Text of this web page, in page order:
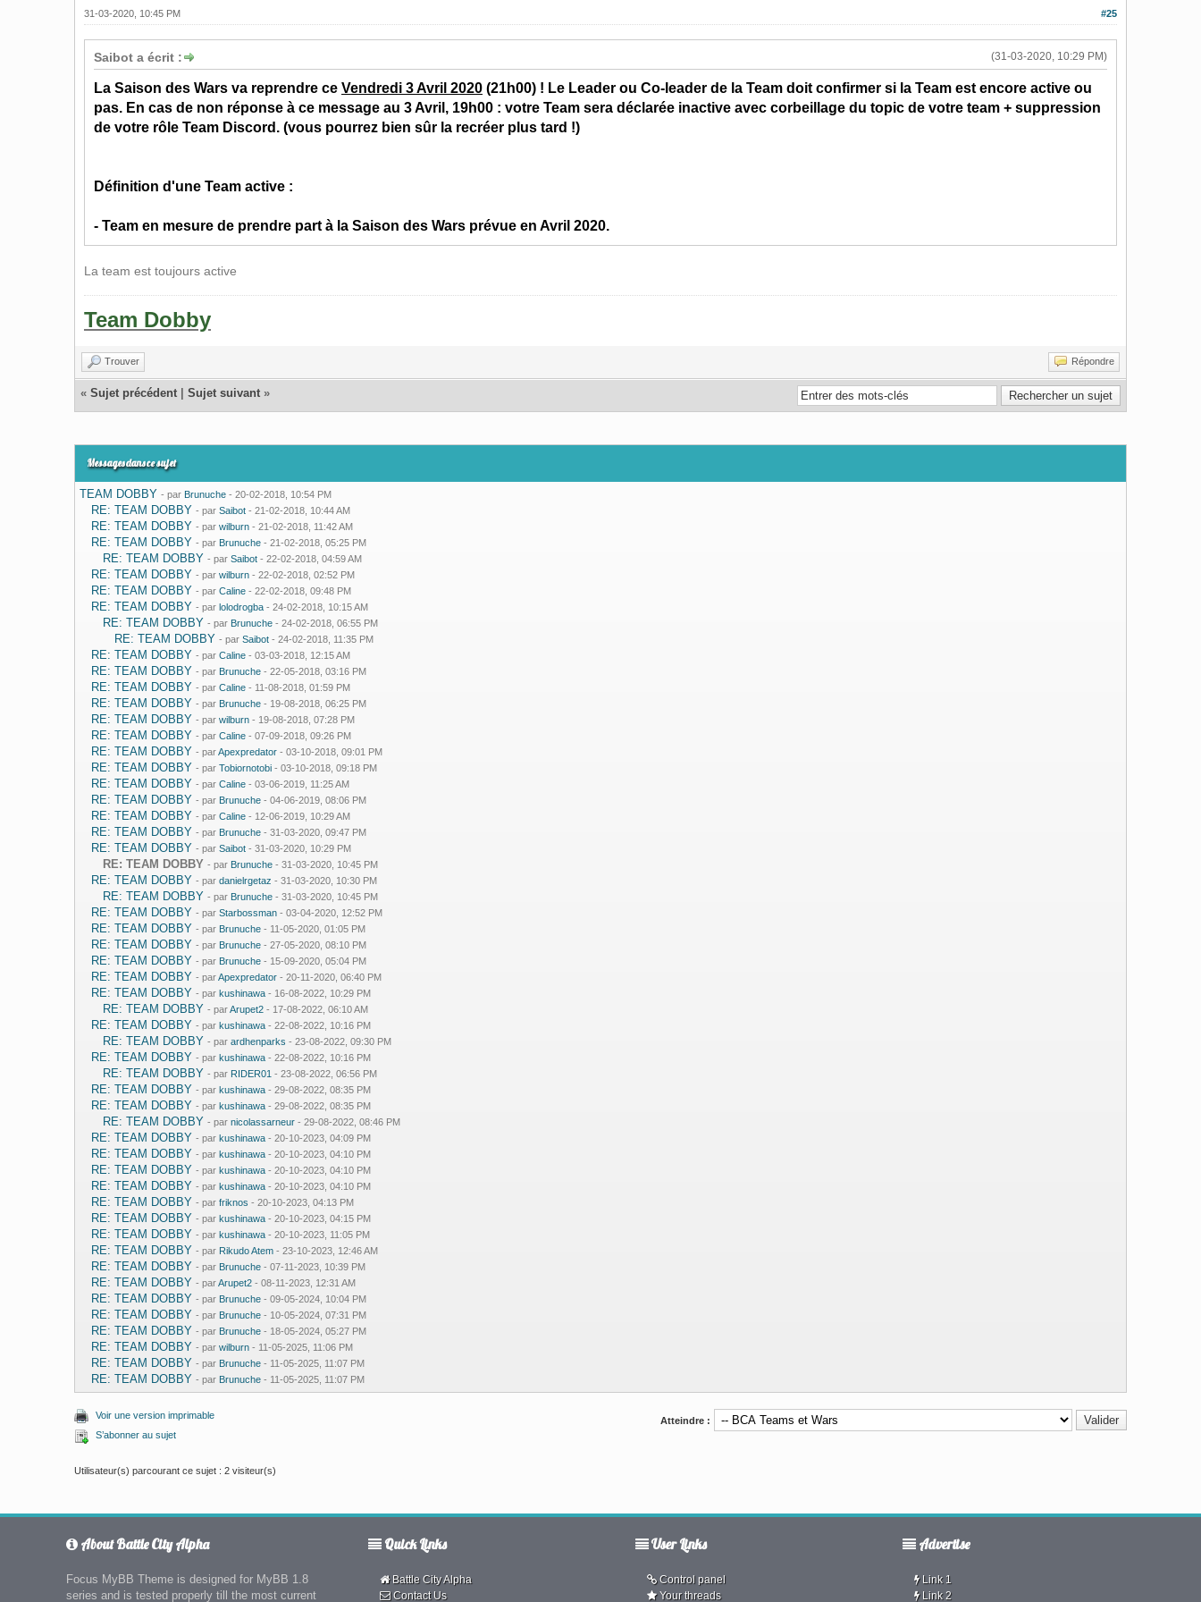
#25
31-03-2020, 10:45 PM
(31-03-2020, 10:29 PM)
Saibot a écrit :
La Saison des Wars va reprendre ce Vendredi 3 Avril 2020(21h00) ! Le Leader ou Co-leader de la Team doit confirmer si la Team est encore active ou
pas. En cas de non réponse à ce message au 3 Avril, 19h00 : votre Team sera déclarée inactive avec corbeillage du topic de votre team + suppression
de votre rôle Team Discord. (vous pourrez bien sûr la recréer plus tard !)
Définition d'une Team active :
- Team en mesure de prendre part à la Saison des Wars prévue en Avril 2020.
La team est toujours active
Team Dobby
Trouver Répondre
« Sujet précédent| Sujet suivant»
Messages dans ce sujet
TEAM DOBBY - par Brunuche- 20-02-2018, 10:54 PM
RE: TEAM DOBBY - par Saibot- 21-02-2018, 10:44 AM
RE: TEAM DOBBY - par wilburn- 21-02-2018, 11:42 AM
RE: TEAM DOBBY - par Brunuche- 21-02-2018, 05:25 PM
RE: TEAM DOBBY - par Saibot- 22-02-2018, 04:59 AM
RE: TEAM DOBBY - par wilburn- 22-02-2018, 02:52 PM
RE: TEAM DOBBY - par Caline- 22-02-2018, 09:48 PM
RE: TEAM DOBBY - par lolodrogba- 24-02-2018, 10:15 AM
RE: TEAM DOBBY - par Brunuche- 24-02-2018, 06:55 PM
RE: TEAM DOBBY - par Saibot- 24-02-2018, 11:35 PM
RE: TEAM DOBBY - par Caline- 03-03-2018, 12:15 AM
RE: TEAM DOBBY - par Brunuche- 22-05-2018, 03:16 PM
RE: TEAM DOBBY - par Caline- 11-08-2018, 01:59 PM
RE: TEAM DOBBY - par Brunuche- 19-08-2018, 06:25 PM
RE: TEAM DOBBY - par wilburn- 19-08-2018, 07:28 PM
RE: TEAM DOBBY - par Caline- 07-09-2018, 09:26 PM
RE: TEAM DOBBY - parApexpredator- 03-10-2018, 09:01 PM
RE: TEAM DOBBY - par Tobiornotobi- 03-10-2018, 09:18 PM
RE: TEAM DOBBY - par Caline- 03-06-2019, 11:25 AM
RE: TEAM DOBBY - par Brunuche- 04-06-2019, 08:06 PM
RE: TEAM DOBBY - par Caline- 12-06-2019, 10:29 AM
RE: TEAM DOBBY - par Brunuche- 31-03-2020, 09:47 PM
RE: TEAM DOBBY - par Saibot- 31-03-2020, 10:29 PM
RE: TEAM DOBBY - par Brunuche- 31-03-2020, 10:45 PM
RE: TEAM DOBBY - par danielrgetaz - 31-03-2020, 10:30 PM
RE: TEAM DOBBY - par Brunuche- 31-03-2020, 10:45 PM
RE: TEAM DOBBY - par Starbossman- 03-04-2020, 12:52 PM
RE: TEAM DOBBY - par Brunuche- 11-05-2020, 01:05 PM
RE: TEAM DOBBY - par Brunuche- 27-05-2020, 08:10 PM
RE: TEAM DOBBY - par Brunuche- 15-09-2020, 05:04 PM
RE: TEAM DOBBY - parApexpredator- 20-11-2020, 06:40 PM
RE: TEAM DOBBY - par kushinawa- 16-08-2022, 10:29 PM
RE: TEAM DOBBY - parArupet2- 17-08-2022, 06:10 AM
RE: TEAM DOBBY - par kushinawa- 22-08-2022, 10:16 PM
RE: TEAM DOBBY - par ardhenparks - 23-08-2022, 09:30 PM
RE: TEAM DOBBY - par kushinawa- 22-08-2022, 10:16 PM
RE: TEAM DOBBY - par RIDER01 - 23-08-2022, 06:56 PM
RE: TEAM DOBBY - par kushinawa- 29-08-2022, 08:35 PM
RE: TEAM DOBBY - par kushinawa- 29-08-2022, 08:35 PM
RE: TEAM DOBBY - par nicolassarneur- 29-08-2022, 08:46 PM
RE: TEAM DOBBY - par kushinawa- 20-10-2023, 04:09 PM
RE: TEAM DOBBY - par kushinawa- 20-10-2023, 04:10 PM
RE: TEAM DOBBY - par kushinawa- 20-10-2023, 04:10 PM
RE: TEAM DOBBY - par kushinawa- 20-10-2023, 04:10 PM
RE: TEAM DOBBY - par friknos - 20-10-2023, 04:13 PM
RE: TEAM DOBBY - par kushinawa- 20-10-2023, 04:15 PM
RE: TEAM DOBBY - par kushinawa- 20-10-2023, 11:05 PM
RE: TEAM DOBBY - par Rikudo Atem- 23-10-2023, 12:46 AM
RE: TEAM DOBBY - par Brunuche- 07-11-2023, 10:39 PM
RE: TEAM DOBBY - parArupet2- 08-11-2023, 12:31 AM
RE: TEAM DOBBY - par Brunuche- 09-05-2024, 10:04 PM
RE: TEAM DOBBY - par Brunuche- 10-05-2024, 07:31 PM
RE: TEAM DOBBY - par Brunuche- 18-05-2024, 05:27 PM
RE: TEAM DOBBY - par wilburn- 11-05-2025, 11:06 PM
RE: TEAM DOBBY - par Brunuche- 11-05-2025, 11:07 PM
RE: TEAM DOBBY - par Brunuche- 11-05-2025, 11:07 PM
Voir une version imprimable
S’abonner au sujet
Atteindre :
Utilisateur(s) parcourant ce sujet : 2 visiteur(s)
About Battle City Alpha
Focus MyBB Theme is designed for MyBB 1.8
series and is tested properly till the most current
Quick Links
Battle City Alpha
Contact Us
User Links
Control panel
Your threads
Advertise
Link 1
Link 2